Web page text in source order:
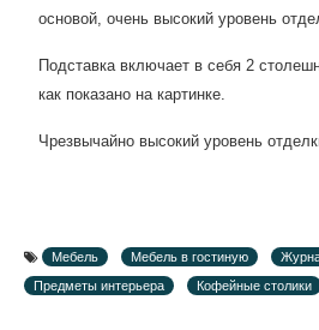
основой , очень высокий уровень
Подставка включает в себя 2
как показано на картинке.
Чрезвычайно высокий уровень
Мебель Мебель в гостиную
Предметы интерьера
Кофейные столики